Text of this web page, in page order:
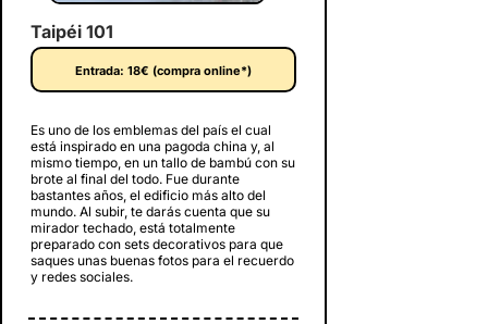
Taipéi 101
Entrada: 18€ (compra online*)
Es uno de los emblemas del país el cual
está inspirado en una pagoda china y, al
mismo tiempo, en un tallo de bambú con su
brote al final del todo. Fue durante
bastantes años, el edificio más alto del
mundo. Al subir, te darás cuenta que su
mirador techado, está totalmente
preparado con sets decorativos para que
saques unas buenas fotos para el recuerdo
y redes sociales.